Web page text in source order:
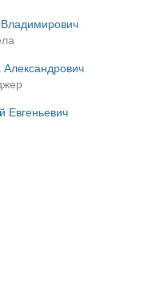
Александрович
Евгеньевич